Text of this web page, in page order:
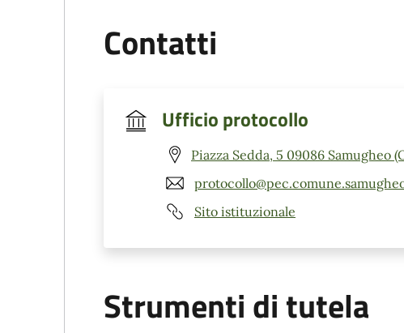
Contatti
Ufficio protocollo
Piazza Sedda, 5 09086 Samugheo
Sito istituzionale
Strumenti di tutela